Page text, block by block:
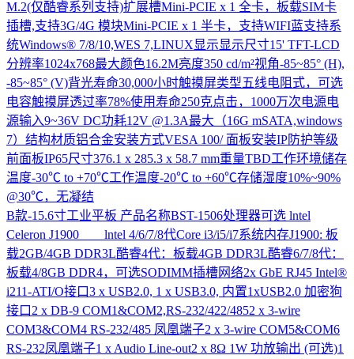
M.2(仅酷睿系列支持)扩展槽Mini-PCIE x 1 全卡，板载SIM卡
插槽,支持3G/4G 模块Mini-PCIE x 1 半卡，支持WIFI蓝支持系
统Windows® 7/8/10,WES 7,LINUX显示显示尺寸15' TFT-LCD
分辨率1024x768最大颜色16.2M亮度350 cd/m²视角-85~85° (H),
-85~85° (V)背光寿命30,000小时触摸屏类型五线电阻式，可选
电容触摸屏透过率78%使用寿命250克点击，1000万次电源电
源输入9~36V DC功耗12V @1.3A最大（16G mSATA,windows
7）结构材质铝合金安装方式VESA 100/ 面板安装IP防护等级
前面板IP65尺寸376.1 x 285.3 x 58.7 mm重量TBD工作环境储存
温度-30℃ to +70℃工作温度-20℃ to +60℃存储湿度10%~90%
@30℃，无凝结
B款-15.6寸工业平板 产品名称BST-1506处理器可选 lntel
Celeron J1900 lntel 4/6/7/8代Core i3/i5/i7系统内存J1900: 板
载2GB/4GB DDR3L酷睿4代：板载4GB DDR3L酷睿6/7/8代：
板载4/8GB DDR4，可选SODIMM插槽网络2x GbE RJ45 Intel®
i211-ATI/O接口3 x USB2.0, 1 x USB3.0, 内置1xUSB2.0 加密狗
接口2 x DB-9 COM1&COM2,RS-232/422/4852 x 3-wire
COM3&COM4 RS-232/485 凤凰端子2 x 3-wire COM5&COM6
RS-232凤凰端子1 x Audio Line-out2 x 8Ω 1W 功放输出 (可选)1